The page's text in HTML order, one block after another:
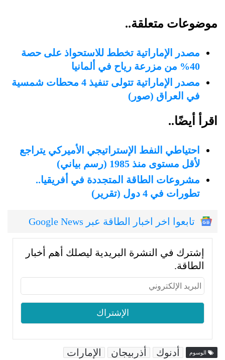
موضوعات متعلقة..
مصدر الإماراتية تخطط للاستحواذ على حصة
40% من مزرعة رياح في ألمانيا
مصدر الإماراتية تتولى تنفيذ 4 محطات شمسية
في العراق (صور)
اقرأ أيضًا..
احتياطي النفط الإستراتيجي الأميركي يتراجع
لأقل مستوى منذ 1985 (رسم بياني)
مشروعات الطاقة المتجددة في أفريقيا..
تطورات في 4 دول (تقرير)
تابعوا اخر اخبار الطاقة عبر Google News
إشترك في النشرة البريدية ليصلك أهم أخبار
الطاقة.
الوسوم أدنوك أذربيجان
الإمارات